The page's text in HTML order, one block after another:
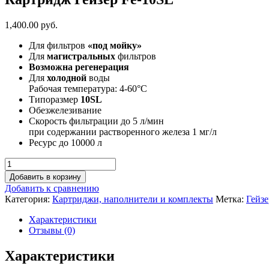
1,400.00 руб.
Для фильтров «под мойку»
Для магистральных фильтров
Возможна регенерация
Для холодной воды
Рабочая температура: 4-60°C
Типоразмер 10SL
Обезжелезивание
Скорость фильтрации до 5 л/мин
при содержании растворенного железа 1 мг/л
Ресурс до 10000 л
Добавить в корзину
Добавить к сравнению
Категория: Картриджи, наполнители и комплекты Метка:
Характеристики
Отзывы (0)
Характеристики